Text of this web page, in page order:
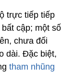
trực tiếp tiếp
cập; một số
chưa đối
dài. Đặc biệt,
tham nhũng